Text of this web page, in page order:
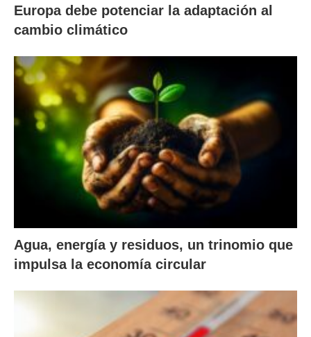
Europa debe potenciar la adaptación al
cambio climático
Agua, energía y residuos, un trinomio que
impulsa la economía circular